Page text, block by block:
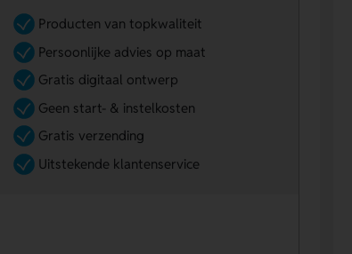
Producten van topkwaliteit
Persoonlijke advies op maat
Gratis digitaal ontwerp
Geen start- & instelkosten
Gratis verzending
Uitstekende klantenservice